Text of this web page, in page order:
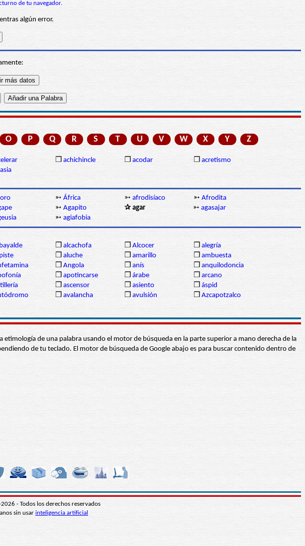
de tu navegador.
algún error.
O P Q R S T U V W X Y Z
❒ achichincle ❒ acodar ❒ acretismo
➳ África ➳ afrodisíaco ➳ Afrodita
➳ Agapito ✰ agar ➳ agasajar
➳ agiafobia
❒ alcachofa ❒ Alcocer ❒ alegría
❒ aluche ❒ amarillo ❒ ambuesta
❒ Angola ❒ anís ❒ anquilodoncia
❒ apotincarse ❒ árabe ❒ arcano
❒ ascensor ❒ asiento ❒ áspid
❒ avalancha ❒ avulsión ❒ Azcapotzalco
de una palabra usando el motor de búsqueda en la parte superior a mano derecha de la
de tu teclado. El motor de búsqueda de Google abajo es para buscar contenido dentro de
- Todos los derechos reservados
sin usar inteligencia artificial